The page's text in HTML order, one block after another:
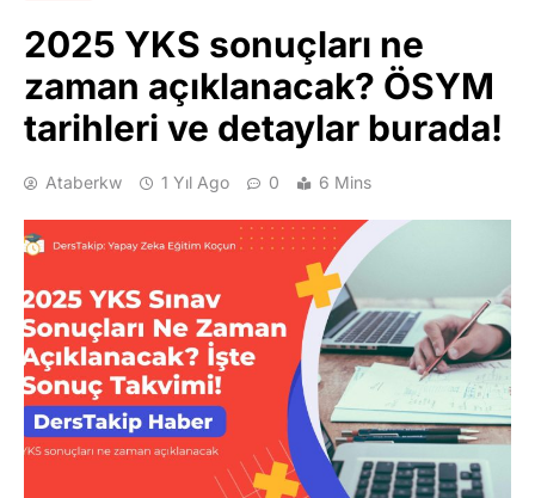
2025 YKS sonuçları ne
zaman açıklanacak? ÖSYM
tarihleri ve detaylar burada!
Ataberkw 1 Yıl Ago 0 6 Mins